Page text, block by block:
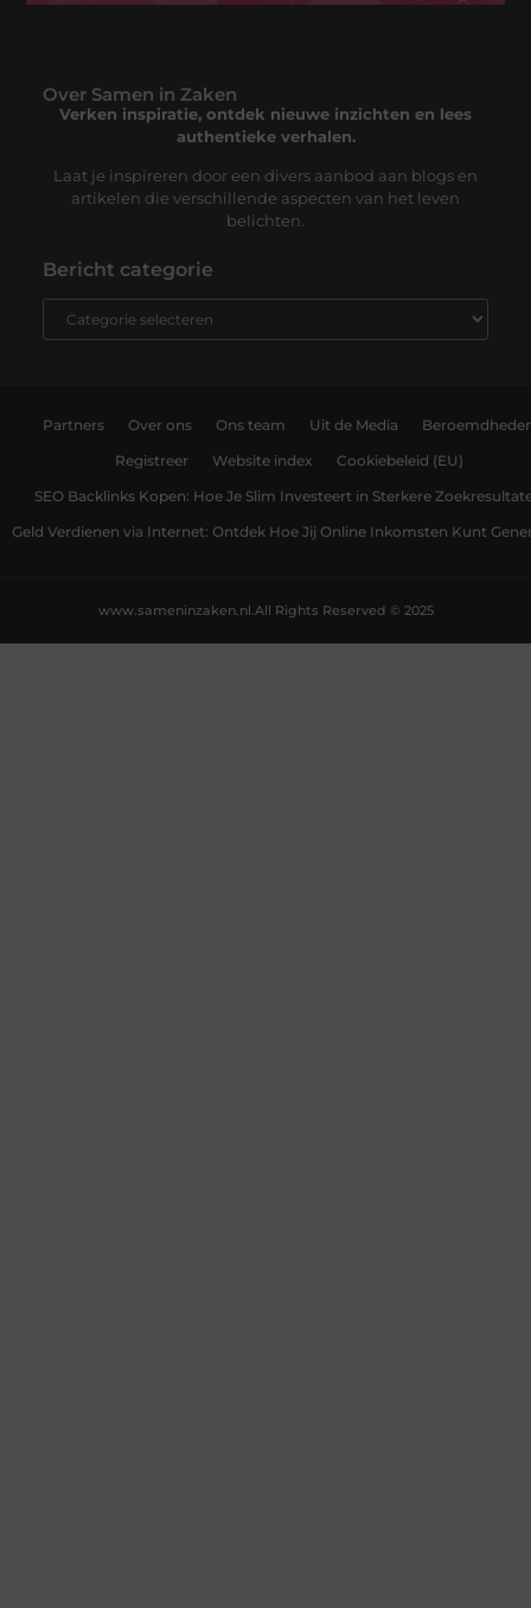
Over Samen in Zaken
Verken inspiratie, ontdek nieuwe inzichten en lees
authentieke verhalen.
Laat je inspireren door een divers aanbod aan blogs en
artikelen die verschillende aspecten van het leven
belichten.
Bericht categorie
Partners Over ons Ons team Uit de Media
Registreer Website index Cookiebeleid (EU)
SEO Backlinks Kopen: Hoe Je Slim Investeert in Sterkere
Geld Verdienen via Internet: Ontdek Hoe Jij Online Inkomsten Kunt
All Rights Reserved © 2025
www.sameninzaken.nl.